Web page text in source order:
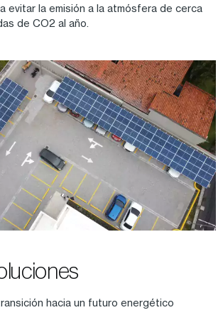
evitar la emisión a la atmósfera de cerca
de CO2 al año.
hacia un futuro energético